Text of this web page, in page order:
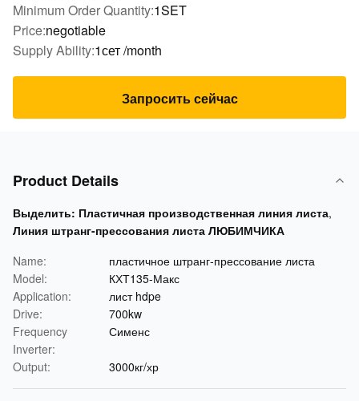
Minimum Order Quantity:1SET
Price:negotiable
Supply Ability:1сет /month
Запросить сейчас
Product Details
Выделить: Пластичная производственная линия листа,
Линия штранг-прессования листа ЛЮБИМЧИКА
Name:
пластичное штранг-прессование листа
Model:
КХТ135-Макс
Application:
лист hdpe
Drive:
700kw
Frequency
Inverter:
Сименс
Output: 3000кг/хр